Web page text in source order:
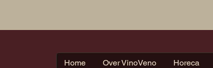
Home Over VinoVeno Horeca